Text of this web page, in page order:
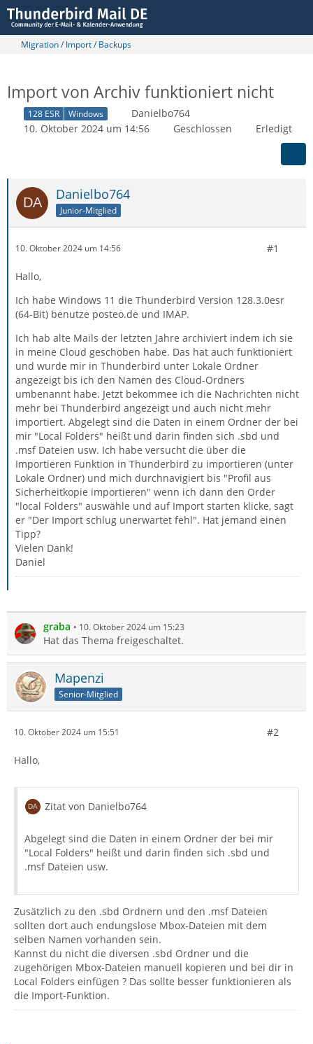
Migration / Import / Backups
Import von Archiv funktioniert nicht
128 ESR Windows
Danielbo764
10. Oktober 2024 um 14:56
Geschlossen Erledigt
Danielbo764
Junior-Mitglied
10. Oktober 2024 um 14:56 #1
Hallo,
Ich habe Windows 11 die Thunderbird Version 128.3.0esr
(64-Bit) benutze posteo.de und IMAP.
Ich hab alte Mails der letzten Jahre archiviert indem ich sie
in meine Cloud geschoben habe. Das hat auch funktioniert
und wurde mir in Thunderbird unter Lokale Ordner
angezeigt bis ich den Namen des Cloud-Ordners
umbenannt habe. Jetzt bekommee ich die Nachrichten nicht
mehr bei Thunderbird angezeigt und auch nicht mehr
importiert. Abgelegt sind die Daten in einem Ordner der bei
mir "Local Folders" heißt und darin finden sich .sbd und
.msf Dateien usw. Ich habe versucht die über die
Importieren Funktion in Thunderbird zu importieren (unter
Lokale Ordner) und mich durchnavigiert bis "Profil aus
Sicherheitkopie importieren" wenn ich dann den Order
"local Folders" auswähle und auf Import starten klicke, sagt
er "Der Import schlug unerwartet fehl". Hat jemand einen
Tipp?
Vielen Dank!
Daniel
graba 10. Oktober 2024 um 15:23
Hat das Thema freigeschaltet.
Mapenzi
Senior-Mitglied
10. Oktober 2024 um 15:51 #2
Hallo,
Zitat von Danielbo764
Abgelegt sind die Daten in einem Ordner der bei mir
"Local Folders" heißt und darin finden sich .sbd und
.msf Dateien usw.
Zusätzlich zu den .sbd Ordnern und den .msf Dateien
sollten dort auch endungslose Mbox-Dateien mit dem
selben Namen vorhanden sein.
Kannst du nicht die diversen .sbd Ordner und die
zugehörigen Mbox-Dateien manuell kopieren und bei dir in
Local Folders einfügen ? Das sollte besser funktionieren als
die Import-Funktion.